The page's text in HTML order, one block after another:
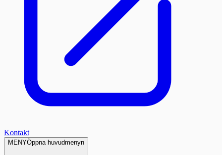
Kontakt
MENYÖppna huvudmenyn